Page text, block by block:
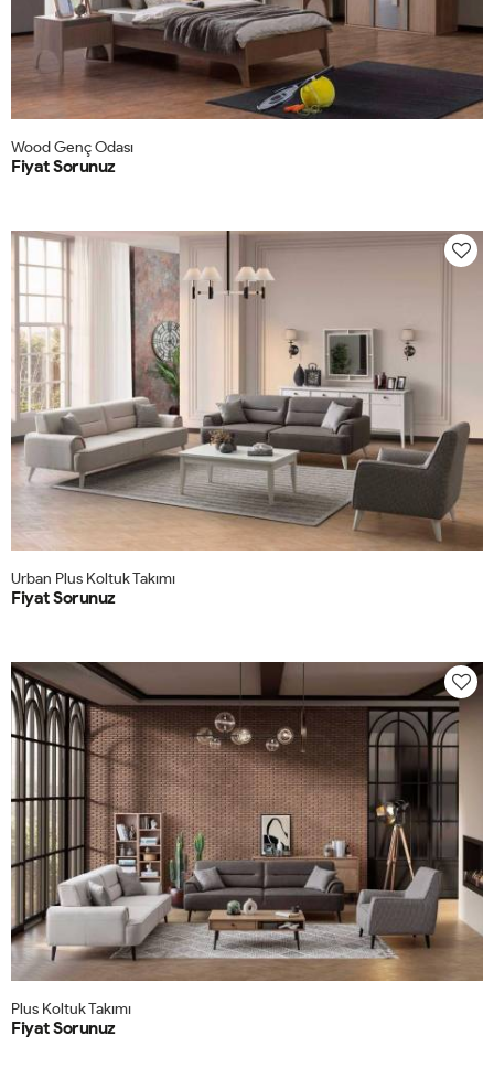
Wood Genç Odası
Fiyat Sorunuz
Urban Plus Koltuk Takımı
Fiyat Sorunuz
Plus Koltuk Takımı
Fiyat Sorunuz